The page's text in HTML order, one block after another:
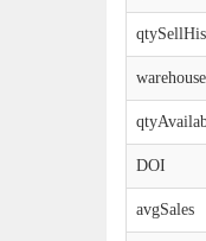
DOI
avgSales